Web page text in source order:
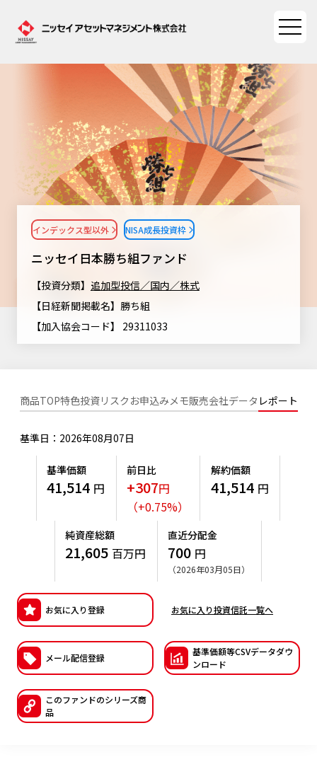
ファンド情報TOP
基準価額一覧
ファンド検索
ファンド比較
決算カレンダー
海外休日カレンダー
投資信託新商品のご案内
ちょこっと3分！ファンドシアター
こだわりのインデックスファンド 購入・換金手数料なしシ
リーズ
確定拠出年金について
確定拠出年金制度について
確定拠出年金での商品の選び方について
確定拠出年金 基準価額一覧
マーケット情報
マーケット情報TOP
マーケット指数
マーケットレポート
大関 洋の「十字路」
コラム
ファンドレポート
資産形成ポータル
資産形成ポータルTOP
Nダイレクト
NAMシティ
お問い合わせ
よくあるご質問
サステナビリティ
サステナビリティTOP
サステナビリティ経営
SDGsとは？
特別対談
サステナビリティ経営基本方針
サステナビリティ推進体制
ニッセイアセットの重要課題
サステナビリティへの取り組み
サステナビリティレポート
サステナブル投資
日本版スチュワードシップ・コードへの対応
ESGへの取り組み
国内株式議決権行使の方針と判断基準
ニッセイアセットについて
ニッセイアセットについてTOP
採用情報
公式キャラクターのご紹介
最新情報 法人のお客さま
採用情報 English
検索したいキーワードを入力してください。
資産形成はじめるなら
ニッセイ日本勝ち組ファンド
インデックス型以外 NISA成長投資枠
【投資分類】 追加型投信／国内／株式
【日経新聞掲載名】勝ち組
【加入協会コード】 29311033
商品TOP特色投資リスク お申込みメモ販売会社データ レポート
基準日：2026年08月07日
基準価額
41,514 円
前日比
+307円
（+0.75%）
解約価額
41,514 円
純資産総額
21,605 百万円
直近分配金
700 円
（2026年03月05日）
お気に入り登録 お気に入り投資信託一覧へ
メール配信登録
基準価額等CSVデータダウ
ンロード
このファンドのシリーズ商
品